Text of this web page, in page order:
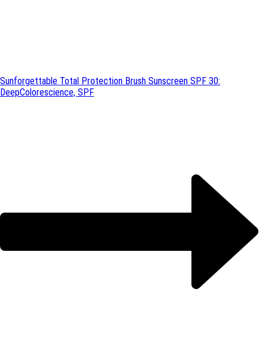
Sunforgettable Total Protection Brush Sunscreen SPF 30:
DeepColorescience, SPF